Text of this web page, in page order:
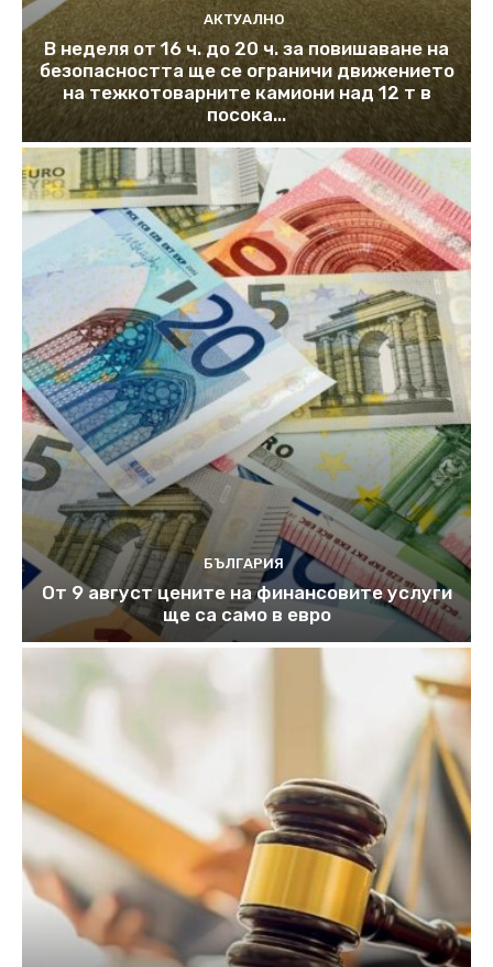
АКТУАЛНО
В неделя от 16 ч. до 20 ч. за повишаване на
безопасността ще се ограничи движението
на тежкотоварните камиони над 12 т в
посока...
БЪЛГАРИЯ
От 9 август цените на финансовите услуги
ще са само в евро